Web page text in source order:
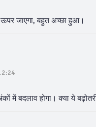
जाएगा, बहुत अच्छा हुआ।
में बदलाव होगा। क्या ये